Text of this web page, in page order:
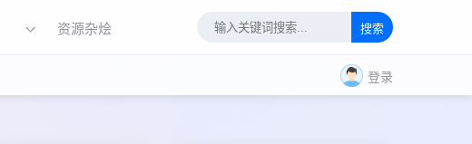
资源杂烩 搜索
登录